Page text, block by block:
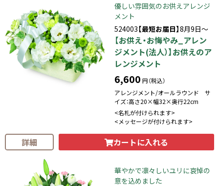
優しい雰囲気のお供えアレンジ
メント
524003【最短お届日】8月9日～
【お供え・お悔やみ_アレン
ジメント(法人）】お供えのア
レンジメント
6,600 円（税込）
アレンジメント/オールラウンド サ
イズ：高さ20×幅32×奥行22cm
<名札が付けられます>
<メッセージが付けられます>
詳細 カートに入れる
華やかで凛々しいユリに哀悼の
意を込めました